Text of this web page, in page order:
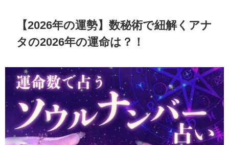
【2026年の運勢】数秘術で紐解くアナ
タの2026年の運命は？！